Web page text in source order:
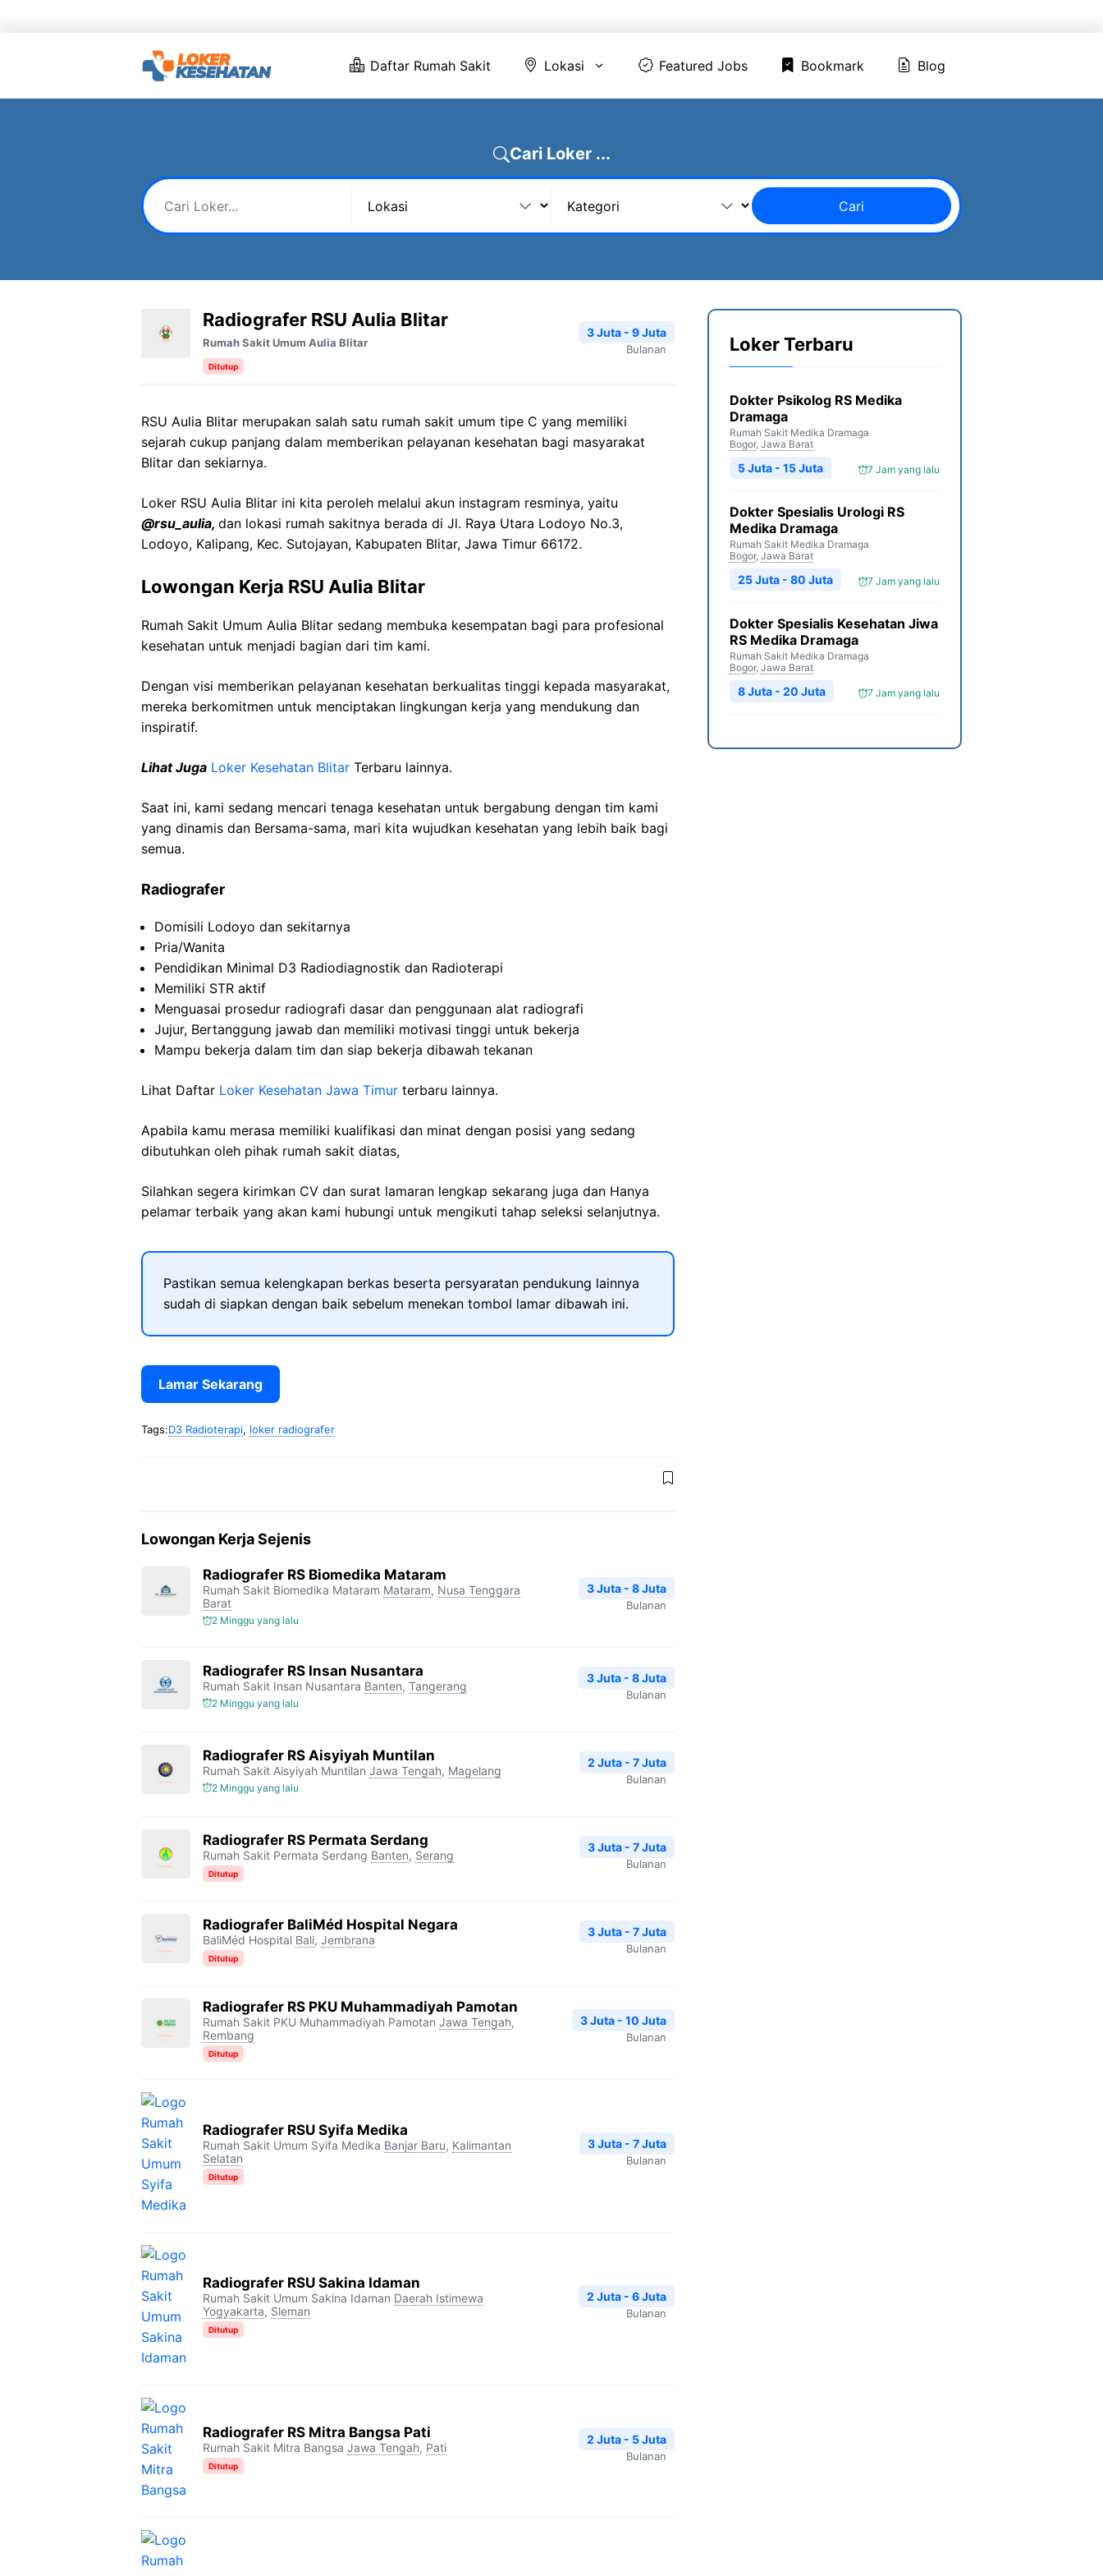
Daftar Rumah Sakit Lokasi Featured Jobs Bookmark Blog
Cari Loker ...
Cari
Radiografer RSU Aulia Blitar
Rumah Sakit Umum Aulia Blitar
Ditutup
3 Juta - 9 Juta
Bulanan
RSU Aulia Blitar merupakan salah satu rumah sakit umum tipe C yang memiliki
sejarah cukup panjang dalam memberikan pelayanan kesehatan bagi masyarakat
Blitar dan sekiarnya.
Loker RSU Aulia Blitar ini kita peroleh melalui akun instagram resminya, yaitu
@rsu_aulia, dan lokasi rumah sakitnya berada di Jl. Raya Utara Lodoyo No.3,
Lodoyo, Kalipang, Kec. Sutojayan, Kabupaten Blitar, Jawa Timur 66172.
Lowongan Kerja RSU Aulia Blitar
Rumah Sakit Umum Aulia Blitar sedang membuka kesempatan bagi para profesional
kesehatan untuk menjadi bagian dari tim kami.
Dengan visi memberikan pelayanan kesehatan berkualitas tinggi kepada masyarakat,
mereka berkomitmen untuk menciptakan lingkungan kerja yang mendukung dan
inspiratif.
Lihat Juga Loker Kesehatan Blitar Terbaru lainnya.
Saat ini, kami sedang mencari tenaga kesehatan untuk bergabung dengan tim kami
yang dinamis dan Bersama-sama, mari kita wujudkan kesehatan yang lebih baik bagi
semua.
Radiografer
Domisili Lodoyo dan sekitarnya
Pria/Wanita
Pendidikan Minimal D3 Radiodiagnostik dan Radioterapi
Memiliki STR aktif
Menguasai prosedur radiografi dasar dan penggunaan alat radiografi
Jujur, Bertanggung jawab dan memiliki motivasi tinggi untuk bekerja
Mampu bekerja dalam tim dan siap bekerja dibawah tekanan
Lihat Daftar Loker Kesehatan Jawa Timur terbaru lainnya.
Apabila kamu merasa memiliki kualifikasi dan minat dengan posisi yang sedang
dibutuhkan oleh pihak rumah sakit diatas,
Silahkan segera kirimkan CV dan surat lamaran lengkap sekarang juga dan Hanya
pelamar terbaik yang akan kami hubungi untuk mengikuti tahap seleksi selanjutnya.
Pastikan semua kelengkapan berkas beserta persyaratan pendukung lainnya
sudah di siapkan dengan baik sebelum menekan tombol lamar dibawah ini.
Lamar Sekarang
Tags:D3 Radioterapi, loker radiografer
Lowongan Kerja Sejenis
Radiografer RS Biomedika Mataram
Rumah Sakit Biomedika Mataram Mataram, Nusa Tenggara
Barat
2 Minggu yang lalu
3 Juta - 8 Juta
Bulanan
Radiografer RS Insan Nusantara
Rumah Sakit Insan Nusantara Banten, Tangerang
2 Minggu yang lalu
3 Juta - 8 Juta
Bulanan
Radiografer RS Aisyiyah Muntilan
Rumah Sakit Aisyiyah Muntilan Jawa Tengah, Magelang
2 Minggu yang lalu
2 Juta - 7 Juta
Bulanan
Radiografer RS Permata Serdang
Rumah Sakit Permata Serdang Banten, Serang
Ditutup
3 Juta - 7 Juta
Bulanan
Radiografer BaliMéd Hospital Negara
BaliMéd Hospital Bali, Jembrana
Ditutup
3 Juta - 7 Juta
Bulanan
Radiografer RS PKU Muhammadiyah Pamotan
Rumah Sakit PKU Muhammadiyah Pamotan Jawa Tengah,
Rembang
Ditutup
3 Juta - 10 Juta
Bulanan
Radiografer RSU Syifa Medika
Rumah Sakit Umum Syifa Medika Banjar Baru, Kalimantan
Selatan
Ditutup
3 Juta - 7 Juta
Bulanan
Radiografer RSU Sakina Idaman
Rumah Sakit Umum Sakina Idaman Daerah Istimewa
Yogyakarta, Sleman
Ditutup
2 Juta - 6 Juta
Bulanan
Radiografer RS Mitra Bangsa Pati
Rumah Sakit Mitra Bangsa Jawa Tengah, Pati
Ditutup
2 Juta - 5 Juta
Bulanan
Loker Terbaru
Dokter Psikolog RS Medika
Dramaga
Rumah Sakit Medika Dramaga
Bogor, Jawa Barat
7 Jam yang lalu
5 Juta - 15 Juta
Dokter Spesialis Urologi RS
Medika Dramaga
Rumah Sakit Medika Dramaga
Bogor, Jawa Barat
7 Jam yang lalu
25 Juta - 80 Juta
Dokter Spesialis Kesehatan Jiwa
RS Medika Dramaga
Rumah Sakit Medika Dramaga
Bogor, Jawa Barat
7 Jam yang lalu
8 Juta - 20 Juta